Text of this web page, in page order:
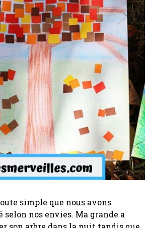
simple que nous avons
selon nos envies. Ma grande a